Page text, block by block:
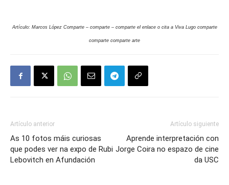
Artículo: Marcos López Comparte – comparte – comparte el enlace o cita a Viva Lugo comparte
comparte comparte arte
Artículo anterior
As 10 fotos máis curiosas
que podes ver na expo de Rubi
Lebovitch en Afundación
Artículo siguiente
Aprende interpretación con
Jorge Coira no espazo de cine
da USC